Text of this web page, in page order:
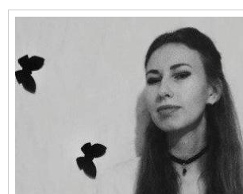
Дзяржава
Затрыманьні
Культурныя правы